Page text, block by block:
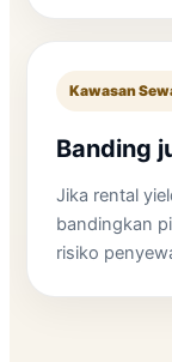
Kawasan
Banding
Jika rental
bandingkan
risiko